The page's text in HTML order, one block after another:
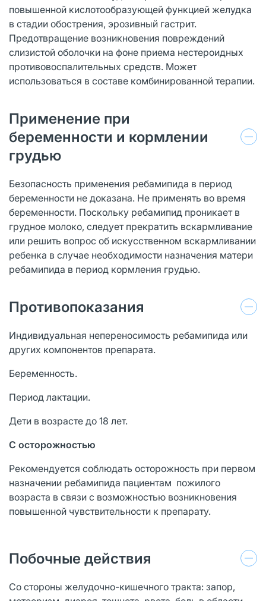
повышенной кислотообразующей функцией желудка
в стадии обострения, эрозивный гастрит.
Предотвращение возникновения повреждений
слизистой оболочки на фоне приема нестероидных
противовоспалительных средств. Может
использоваться в составе комбинированной терапии.
Применение при
беременности и кормлении
грудью
Безопасность применения ребамипида в период
беременности не доказана. Не применять во время
беременности. Поскольку ребамипид проникает в
грудное молоко, следует прекратить вскармливание
или решить вопрос об искусственном вскармливании
ребенка в случае необходимости назначения матери
ребамипида в период кормления грудью.
Противопоказания
Индивидуальная непереносимость ребамипида или
других компонентов препарата.
Беременность.
Период лактации.
Дети в возрасте до 18 лет.
С осторожностью
Рекомендуется соблюдать осторожность при первом
назначении ребамипида пациентам пожилого
возраста в связи с возможностью возникновения
повышенной чувствительности к препарату.
Побочные действия
Со стороны желудочно-кишечного тракта: запор,